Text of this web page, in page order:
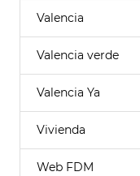
Valencia
Valencia verde
Valencia Ya
Vivienda
Web FDM